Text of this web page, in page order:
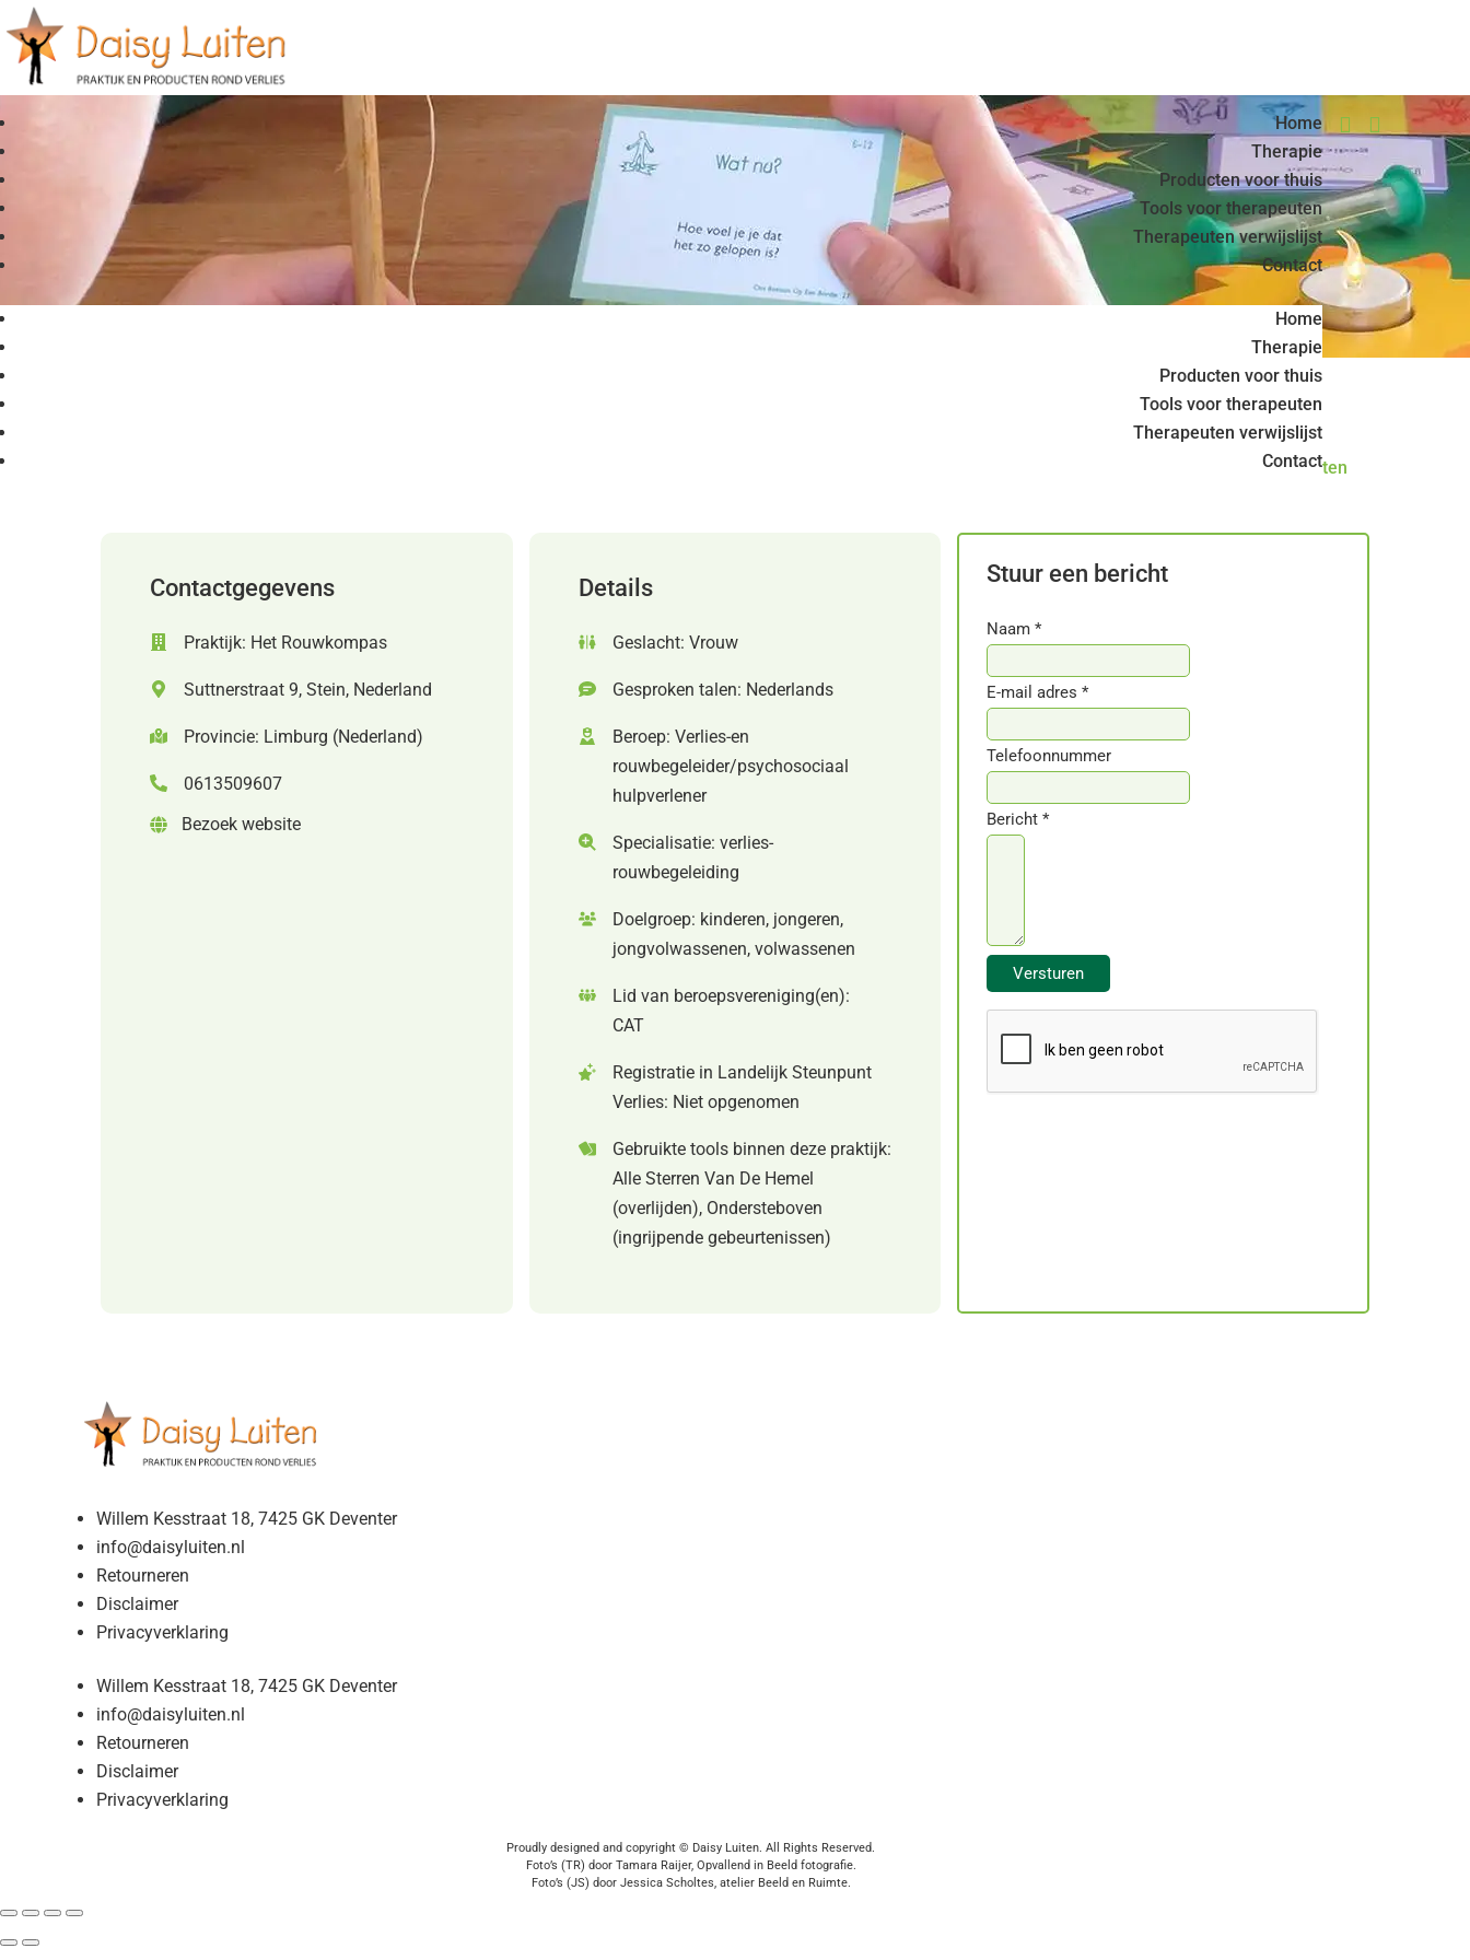
Home
Therapie
Producten voor thuis
Tools voor therapeuten
Therapeuten verwijslijst
Contact
Home
Therapie
Producten voor thuis
Tools voor therapeuten
Therapeuten verwijslijst
Contact
 
< Terug naar alle therapeuten
Contactgegevens
Praktijk: Het Rouwkompas
Suttnerstraat 9, Stein, Nederland
Provincie: Limburg (Nederland)
0613509607
Bezoek website
Details
Geslacht: Vrouw
Gesproken talen: Nederlands
Beroep: Verlies-en
rouwbegeleider/psychosociaal
hulpverlener
Specialisatie: verlies-
rouwbegeleiding
Doelgroep: kinderen, jongeren,
jongvolwassenen, volwassenen
Lid van beroepsvereniging(en):
CAT
Registratie in Landelijk Steunpunt
Verlies: Niet opgenomen
Gebruikte tools binnen deze praktijk:
Alle Sterren Van De Hemel
(overlijden), Ondersteboven
(ingrijpende gebeurtenissen)
Stuur een bericht
Naam *
E-mail adres *
Telefoonnummer
Bericht *
Willem Kesstraat 18, 7425 GK Deventer
info@daisyluiten.nl
Retourneren
Disclaimer
Privacyverklaring
Willem Kesstraat 18, 7425 GK Deventer
info@daisyluiten.nl
Retourneren
Disclaimer
Privacyverklaring
Proudly designed and copyright © Daisy Luiten. All Rights Reserved.
Foto’s (TR) door Tamara Raijer, Opvallend in Beeld fotografie.
Foto’s (JS) door Jessica Scholtes, atelier Beeld en Ruimte.